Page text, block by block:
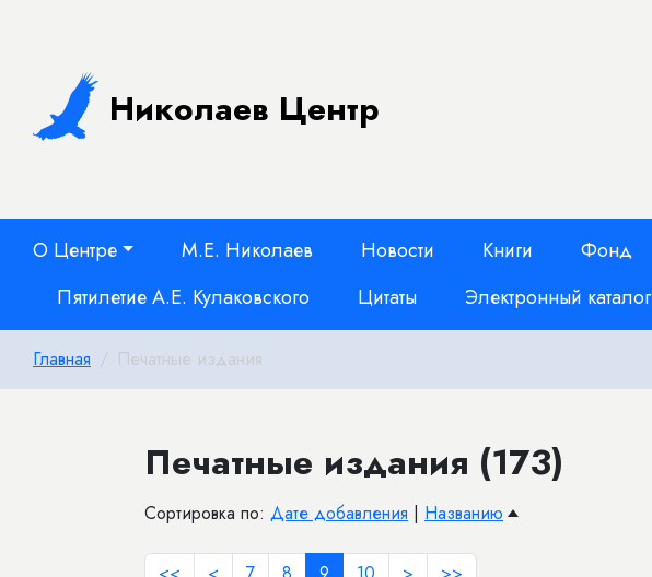
Николаев Центр
О Центре М.Е. Николаев Новости Книги Фонд
Пятилетие А.Е. Кулаковского
Цитаты Электронный каталог
Главная Печатные издания
Печатные издания (173)
Сортировка по: Дате добавления | Названию